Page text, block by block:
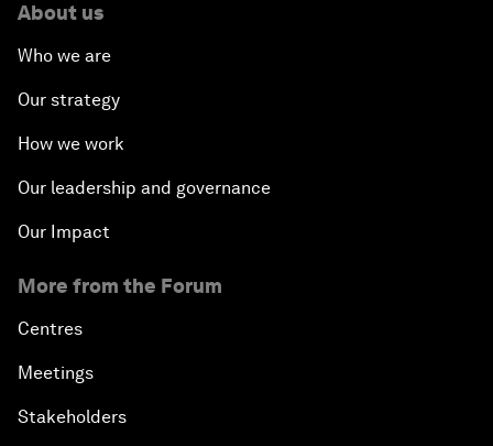
About us
Who we are
Our strategy
How we work
Our leadership and governance
Our Impact
More from the Forum
Centres
Meetings
Stakeholders